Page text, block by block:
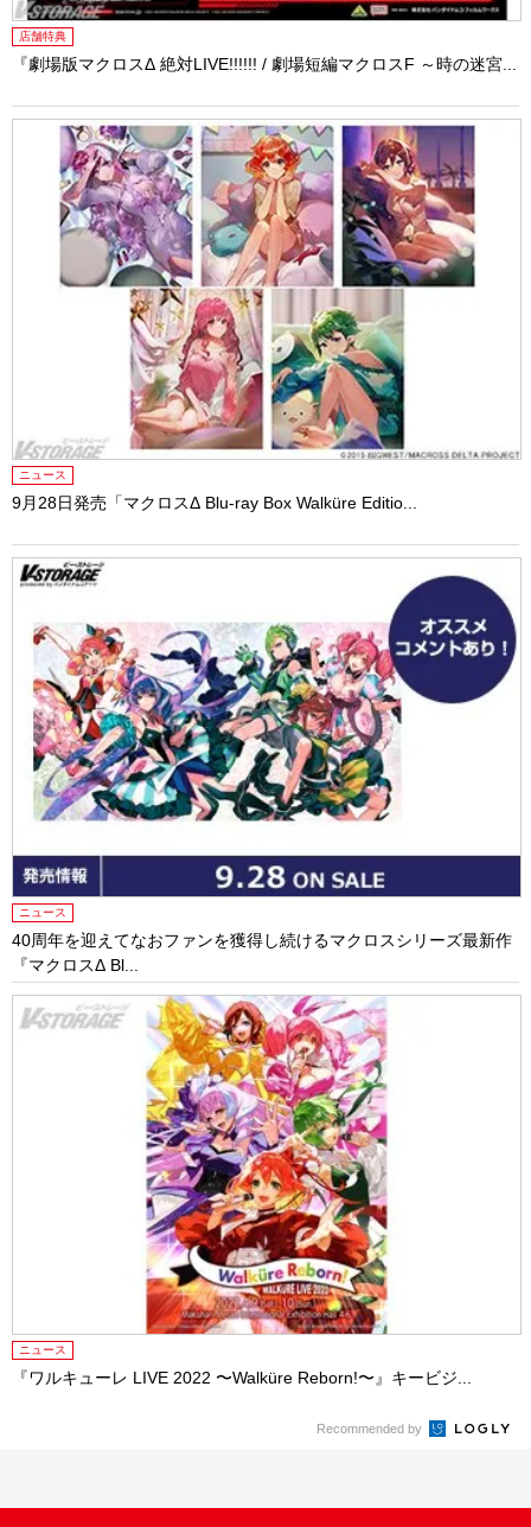
店舗特典
『劇場版マクロスΔ 絶対LIVE!!!!!! / 劇場短編マクロスF ～時の迷宮...
ニュース
9月28日発売「マクロスΔ Blu-ray Box Walküre Editio...
ニュース
40周年を迎えてなおファンを獲得し続けるマクロスシリーズ最新作
『マクロスΔ Bl...
ニュース
『ワルキューレ LIVE 2022 〜Walküre Reborn!〜』キービジ...
Recommended by